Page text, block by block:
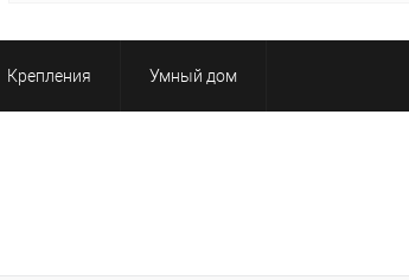
Крепления Умный дом